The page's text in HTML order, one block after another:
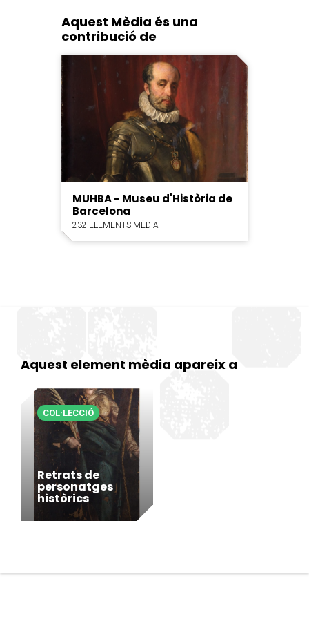
Aquest Mèdia és una
contribució de
MUHBA - Museu d'Història de
Barcelona
232 ELEMENTS MÈDIA
Aquest element mèdia apareix a
Retrats de
personatges
històrics
COL·LECCIÓ